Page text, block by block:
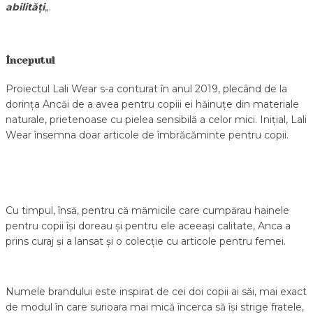
abilități„.
Începutul
Proiectul Lali Wear s-a conturat în anul 2019, plecând de la
dorința Ancăi de a avea pentru copiii ei hăinuțe din materiale
naturale, prietenoase cu pielea sensibilă a celor mici. Inițial, Lali
Wear însemna doar articole de îmbrăcăminte pentru copii.
Cu timpul, însă, pentru că mămicile care cumpărau hainele
pentru copii își doreau și pentru ele aceeași calitate, Anca a
prins curaj și a lansat și o colecție cu articole pentru femei.
Numele brandului este inspirat de cei doi copii ai săi, mai exact
de modul în care surioara mai mică încerca să își strige fratele,